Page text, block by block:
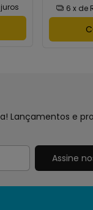
6 x de
Lançamentos e